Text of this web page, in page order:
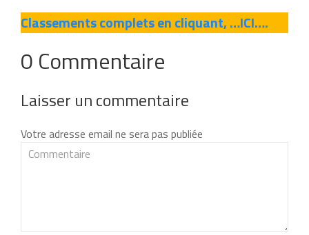
Classements complets en cliquant, …ICI….
0 Commentaire
Laisser un commentaire
Votre adresse email ne sera pas publiée